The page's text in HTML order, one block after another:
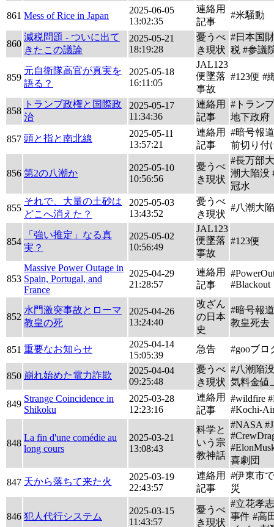
861 Mess of Rice in Japan
2025-06-05
13:02:35
連絡用
記事
#米騒動
860
減税問題 - ついに出て
きたこの議論
2025-05-21
18:19:28
憂うべ
き現状
#日本国
税 #参議
859
元自衛隊高官が真実を
語る？
2025-05-18
16:11:05
JAL123
便墜落
事故
#123便 #
858
トランプ政権と国際政
治
2025-05-17
11:34:36
連絡用
記事
#トラン
地下政府
857 頭と指と南北線
2025-05-11
13:57:21
連絡用
記事
#暗号報
前切り付
856 第2の八潮か
2025-05-10
10:56:56
憂うべ
き現状
#長万部
潮大陥没
冠水
855
それで、大量の土砂は
どこへ消えた？
2025-05-03
13:43:52
憂うべ
き現状
#八潮大
854
「強い推定」なる真
実？
2025-05-02
10:56:49
JAL123
便墜落
事故
#123便
853
Massive Power Outage in
Spain, Portugal, and
France
2025-04-29
21:28:57
連絡用
記事
#Blackout
852
水門激突事故とローマ
教皇の死
2025-04-26
13:24:40
改ざん
の日本
史
#暗号報
教皇死去
851 重要なお知らせ
2025-04-14
15:05:39
急告 #gooブロ
850 崩れ始めた電力詐欺
2025-04-04
09:25:48
憂うべ
き現状
#八潮陥
気料金値
849
Strange Coincidence in
Shikoku
2025-03-28
12:23:16
連絡用
記事
#wildfire
#Kochi-
848
La fin d'une comédie au
long cours
2025-03-21
13:08:43
科学と
いう宗
教神話
#NASA
喜劇団
847 天から落ちて来た火
2025-03-19
22:43:57
連絡用
記事
#伊東市
災
846 犯人代行システム
2025-03-15
11:43:57
憂うべ
き現状
#立花孝
事件 #高